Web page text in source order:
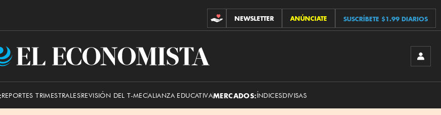
CONTRIBUCIONES
NEWSLETTER ANÚNCIATE SUSCRÍBETE $1.99 DIARIOS
El
REPORTES TRIMESTRALESREVISIÓN DEL T-MECALIANZA EDUCATIVAMERCADOS:ÍNDICESDIVISAS